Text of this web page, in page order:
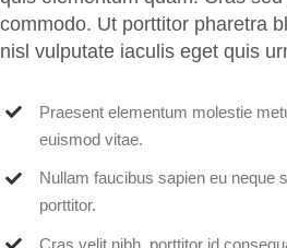
commodo. Ut porttitor pharetra
nisl vulputate iaculis eget quis
Praesent elementum molestie
euismod vitae.
Nullam faucibus sapien eu neque
porttitor.
Cras velit nibh, porttitor id